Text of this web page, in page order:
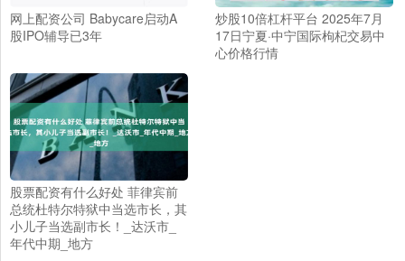
网上配资公司 Babycare启动A
股IPO辅导已3年
炒股10倍杠杆平台 2025年7月
17日宁夏·中宁国际枸杞交易中
心价格行情
股票配资有什么好处 菲律宾前
总统杜特尔特狱中当选市长，其
小儿子当选副市长！_达沃市_
年代中期_地方